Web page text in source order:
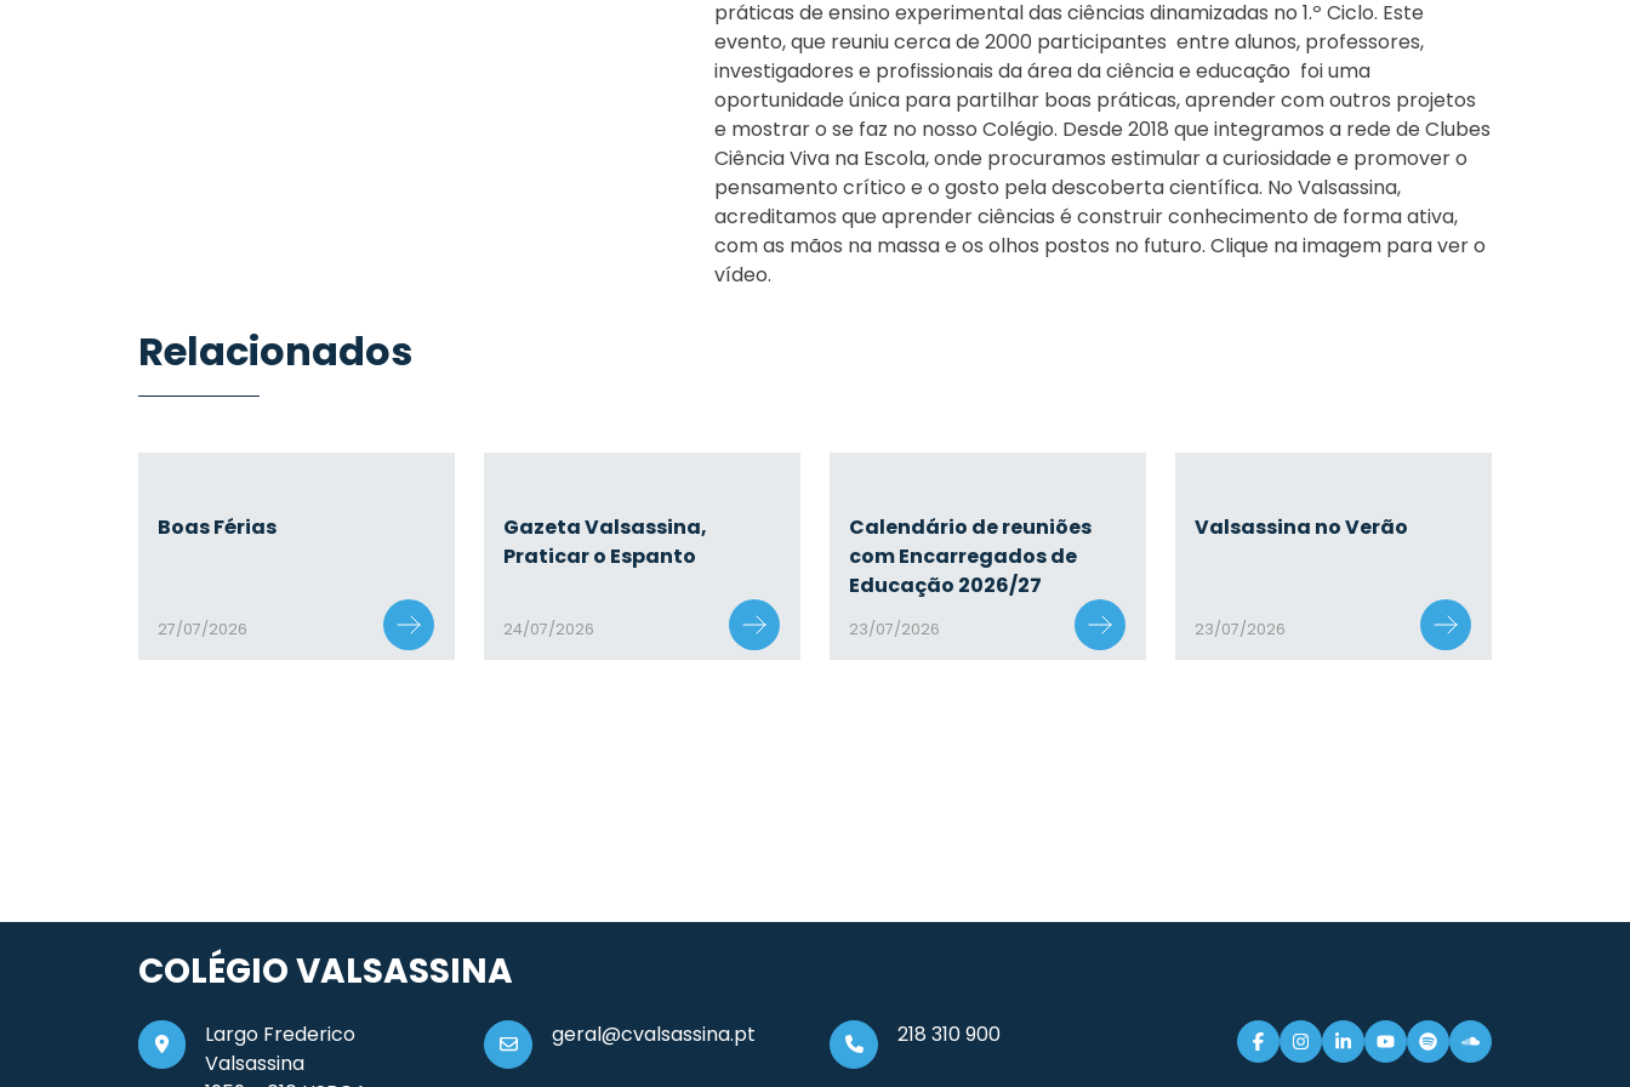
práticas de ensino experimental das ciências dinamizadas no 1.º Ciclo. Este
evento, que reuniu cerca de 2000 participantes  entre alunos, professores,
investigadores e profissionais da área da ciência e educação  foi uma
oportunidade única para partilhar boas práticas, aprender com outros projetos
e mostrar o se faz no nosso Colégio. Desde 2018 que integramos a rede de Clubes
Ciência Viva na Escola, onde procuramos estimular a curiosidade e promover o
pensamento crítico e o gosto pela descoberta científica. No Valsassina,
acreditamos que aprender ciências é construir conhecimento de forma ativa,
com as mãos na massa e os olhos postos no futuro. Clique na imagem para ver o
vídeo.
Relacionados
Boas Férias
27/07/2026
Gazeta Valsassina,
Praticar o Espanto
24/07/2026
Calendário de reuniões
com Encarregados de
Educação 2026/27
23/07/2026
Valsassina no Verão
23/07/2026
COLÉGIO VALSASSINA
Largo Frederico
Valsassina
geral@cvalsassina.pt 218 310 900